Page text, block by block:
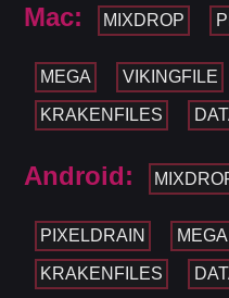
Mac: MIXDROP
MEGA VIKINGFILE
KRAKENFILES
Android:
PIXELDRAIN MEGA
KRAKENFILES